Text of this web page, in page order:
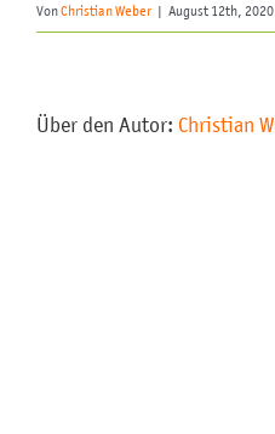
VonChristian Weber August 12th, 2020
Über den Autor: Christian